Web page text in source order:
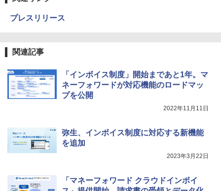
プレスリリース
関連記事
「インボイス制度」開始まであと1年。マ
ネーフォワードが対応機能のロードマッ
プを公開
2022年11月11日
弥生、インボイス制度に対応する新機能
を追加
2023年3月22日
「マネーフォワード クラウドインボイ